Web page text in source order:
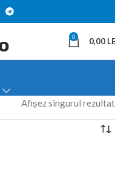
0 0,00
Afișez singurul rezultat